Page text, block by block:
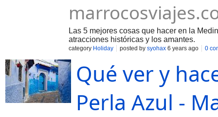
Las 5 mejores cosas que hacer en la
atracciones históricas y los amantes.
category Holiday posted by syohax 6 years ago 0
Qué ver y
Perla Azul -